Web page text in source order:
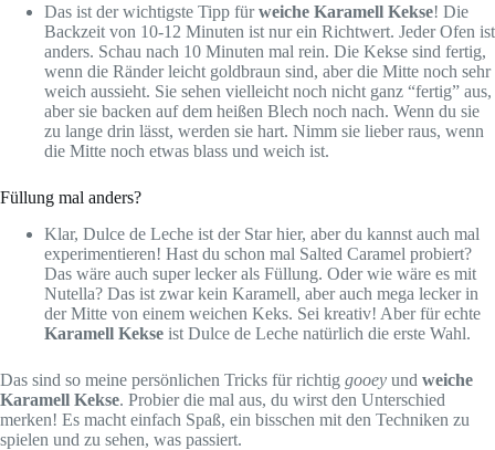
Das ist der wichtigste Tipp fürweiche Karamell Kekse! Die
Backzeit von 10-12 Minuten ist nur ein Richtwert. Jeder Ofen ist
anders. Schau nach 10 Minuten mal rein. Die Kekse sind fertig,
wenn die Ränder leicht goldbraun sind, aber die Mitte noch sehr
weich aussieht. Sie sehen vielleicht noch nicht ganz “fertig” aus,
aber sie backen auf dem heißen Blech noch nach. Wenn du sie
zu lange drin lässt, werden sie hart. Nimm sie lieber raus, wenn
die Mitte noch etwas blass und weich ist.
Füllung mal anders?
Klar, Dulce de Leche ist der Star hier, aber du kannst auch mal
experimentieren! Hast du schon mal Salted Caramel probiert?
Das wäre auch super lecker als Füllung. Oder wie wäre es mit
Nutella? Das ist zwar kein Karamell, aber auch mega lecker in
der Mitte von einem weichen Keks. Sei kreativ! Aber für echte
Karamell Kekse ist Dulce de Leche natürlich die erste Wahl.
Das sind so meine persönlichen Tricks für richtig gooey und weiche
Karamell Kekse. Probier die mal aus, du wirst den Unterschied
merken! Es macht einfach Spaß, ein bisschen mit den Techniken zu
spielen und zu sehen, was passiert.